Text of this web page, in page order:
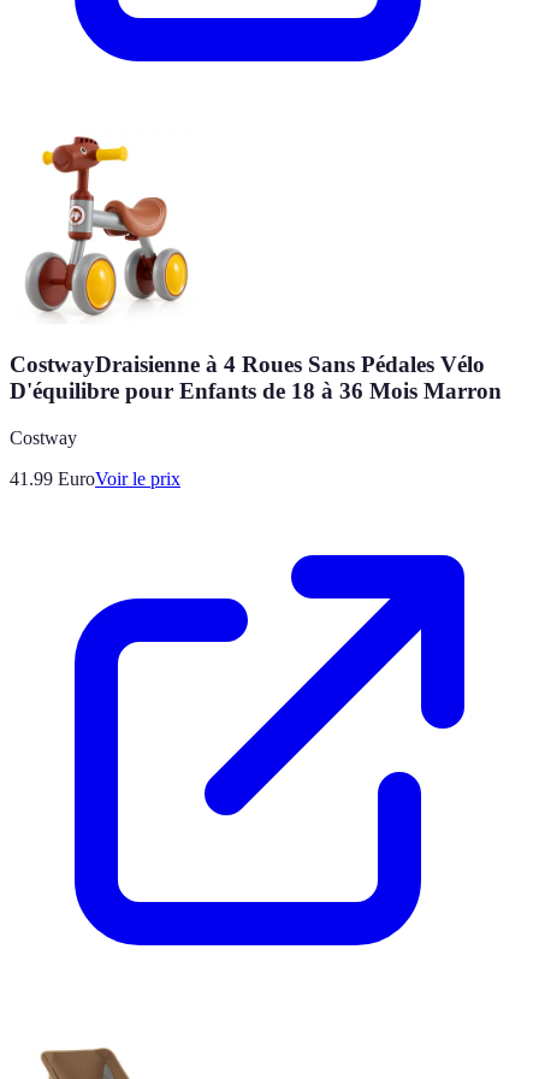
CostwayDraisienne à 4 Roues Sans Pédales Vélo
D'équilibre pour Enfants de 18 à 36 Mois Marron
Costway
41.99 EuroVoir le prix